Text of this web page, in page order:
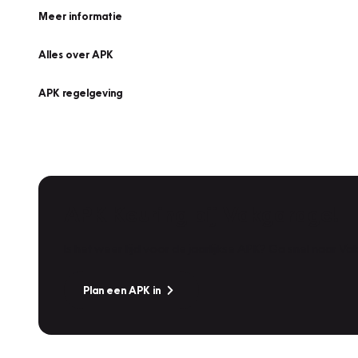
Meer informatie
Alles over APK
APK regelgeving
Plan een APK in